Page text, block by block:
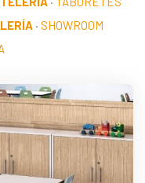
· SHOWROOM